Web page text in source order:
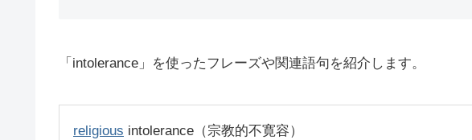
「intolerance」を使ったフレーズや関連語句を紹介します。
religious intolerance（宗教的不寛容）